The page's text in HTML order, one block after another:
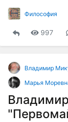
Философия
997
Владимир
Марья